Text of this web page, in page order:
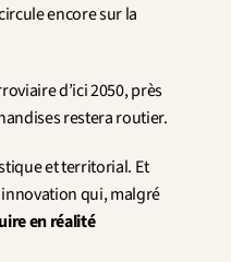
encore sur la
d’ici 2050, près
restera routier.
et territorial. Et
innovation qui, malgré
en réalité